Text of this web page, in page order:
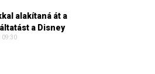
alakítaná át a
a Disney
09:30